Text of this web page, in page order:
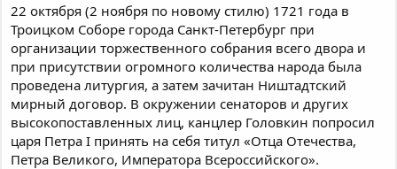
22 октября (2 ноября по новому стилю) 1721 года в
Троицком Соборе города Санкт-Петербург при
организации торжественного собрания всего двора и
при присутствии огромного количества народа была
проведена литургия, а затем зачитан Ништадтский
мирный договор. В окружении сенаторов и других
высокопоставленных лиц, канцлер Головкин попросил
царя Петра I принять на себя титул «Отца Отечества,
Петра Великого, Императора Всероссийского».